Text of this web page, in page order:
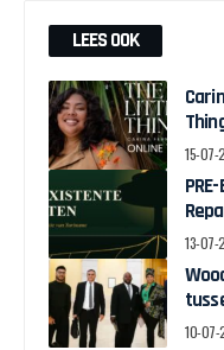
LEES OOK
15-07-
13-07-
10-07-